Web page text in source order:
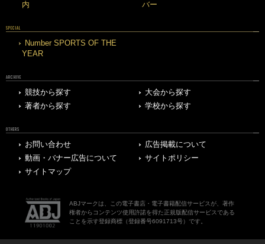
内
バー
SPECIAL
Number SPORTS OF THE
YEAR
ARCHIVE
競技から探す
大会から探す
著者から探す
学校から探す
OTHERS
お問い合わせ
広告掲載について
動画・バナー広告について
サイトポリシー
サイトマップ
ABJマークは、この電子書店・電子書籍配信サービスが、著作
権者からコンテンツ使用許諾を得た正規版配信サービスである
ことを示す登録商標（登録番号6091713号）です。